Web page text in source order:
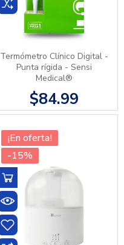
Termómetro Clínico Digital -
Punta rígida - Sensi
Medical®
$84.99
¡En oferta!
-15%